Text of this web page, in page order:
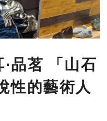
∙品茗 「山石
性的藝術人